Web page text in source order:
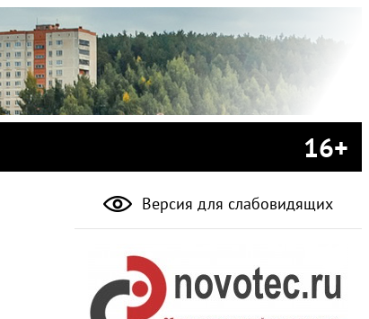
16+
Версия для слабовидящих